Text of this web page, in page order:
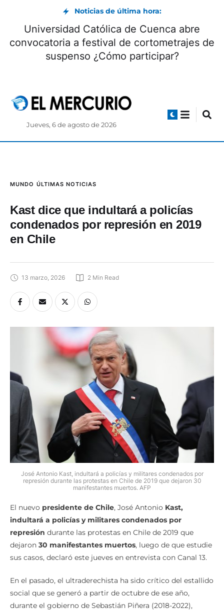
Noticias de última hora:
Universidad Católica de Cuenca abre
convocatoria a festival de cortometrajes de
suspenso ¿Cómo participar?
Jueves, 6 de agosto de 2026
MUNDO ÚLTIMAS NOTICIAS
Kast dice que indultará a policías
condenados por represión en 2019
en Chile
13 marzo, 2026 2 Min Read
José Antonio Kast, indultará a policías y militares condenados por
represión durante las protestas en Chile de 2019 que dejaron 30
manifestantes muertos. AFP
El nuevo presidente de Chile, José Antonio Kast,
indultará a policías y militares condenados por
represión durante las protestas en Chile de 2019 que
dejaron 30 manifestantes muertos, luego de que estudie
sus casos, declaró este jueves en entrevista con Canal 13.
En el pasado, el ultraderechista ha sido crítico del estallido
social que se generó a partir de octubre de ese año,
durante el gobierno de Sebastián Piñera (2018-2022),